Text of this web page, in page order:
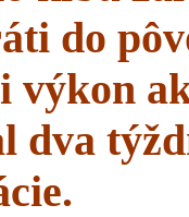
do
výkon
dva